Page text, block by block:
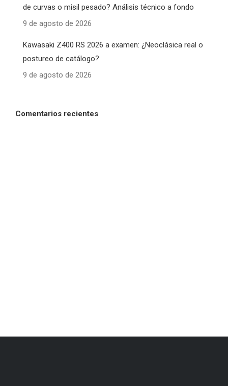
de curvas o misil pesado? Análisis técnico a fondo
9 de agosto de 2026
Kawasaki Z400 RS 2026 a examen: ¿Neoclásica real o
postureo de catálogo?
9 de agosto de 2026
Comentarios recientes